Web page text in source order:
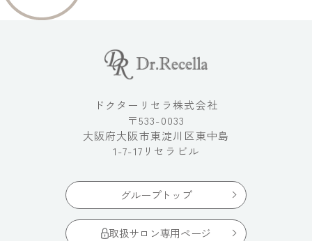
ドクターリセラ株式会社
〒533-0033
大阪府大阪市東淀川区東中島
1-7-17リセラビル
グループトップ
取扱サロン専用ページ